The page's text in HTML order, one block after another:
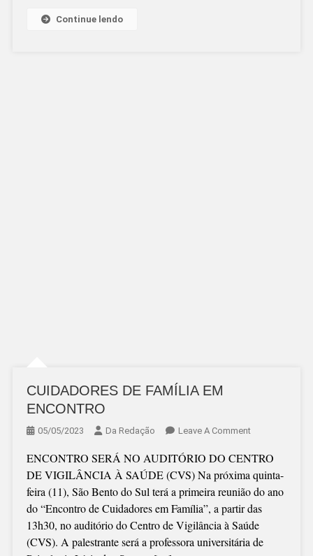
Continue lendo
CUIDADORES DE FAMÍLIA EM
ENCONTRO
05/05/2023 Da Redação Leave A CommentOn
DE
FAMÍLIA
EM
ENCONTRO
ENCONTRO SERÁ NO AUDITÓRIO DO CENTRO
DE VIGILÂNCIA À SAÚDE (CVS) Na próxima quinta-
feira (11), São Bento do Sul terá a primeira reunião do ano
do “Encontro de Cuidadores em Família”, a partir das
13h30, no auditório do Centro de Vigilância à Saúde
(CVS). A palestrante será a professora universitária de